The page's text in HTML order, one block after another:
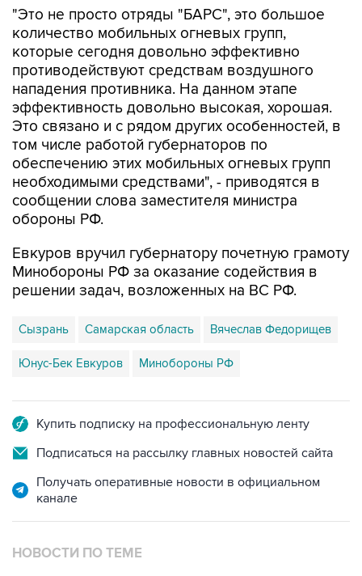
"Это не просто отряды "БАРС", это большое
количество мобильных огневых групп,
которые сегодня довольно эффективно
противодействуют средствам воздушного
нападения противника. На данном этапе
эффективность довольно высокая, хорошая.
Это связано и с рядом других особенностей, в
том числе работой губернаторов по
обеспечению этих мобильных огневых групп
необходимыми средствами", - приводятся в
сообщении слова заместителя министра
обороны РФ.
Евкуров вручил губернатору почетную грамоту
Минобороны РФ за оказание содействия в
решении задач, возложенных на ВС РФ.
Сызрань Самарская область Вячеслав Федорищев
Юнус-Бек Евкуров Минобороны РФ
Купить подписку на профессиональную ленту
Подписаться на рассылку главных новостей сайта
Получать оперативные новости в официальном
канале
НОВОСТИ ПО ТЕМЕ